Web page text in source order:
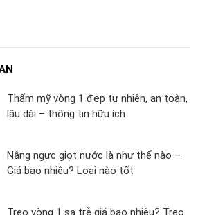
Thẩm mỹ vòng 1 đẹp tự nhiên, an toàn,
lâu dài – thông tin hữu ích
Nâng ngực giọt nước là như thế nào –
Giá bao nhiêu? Loại nào tốt
Treo vòng 1 sa trễ giá bao nhiêu? Treo